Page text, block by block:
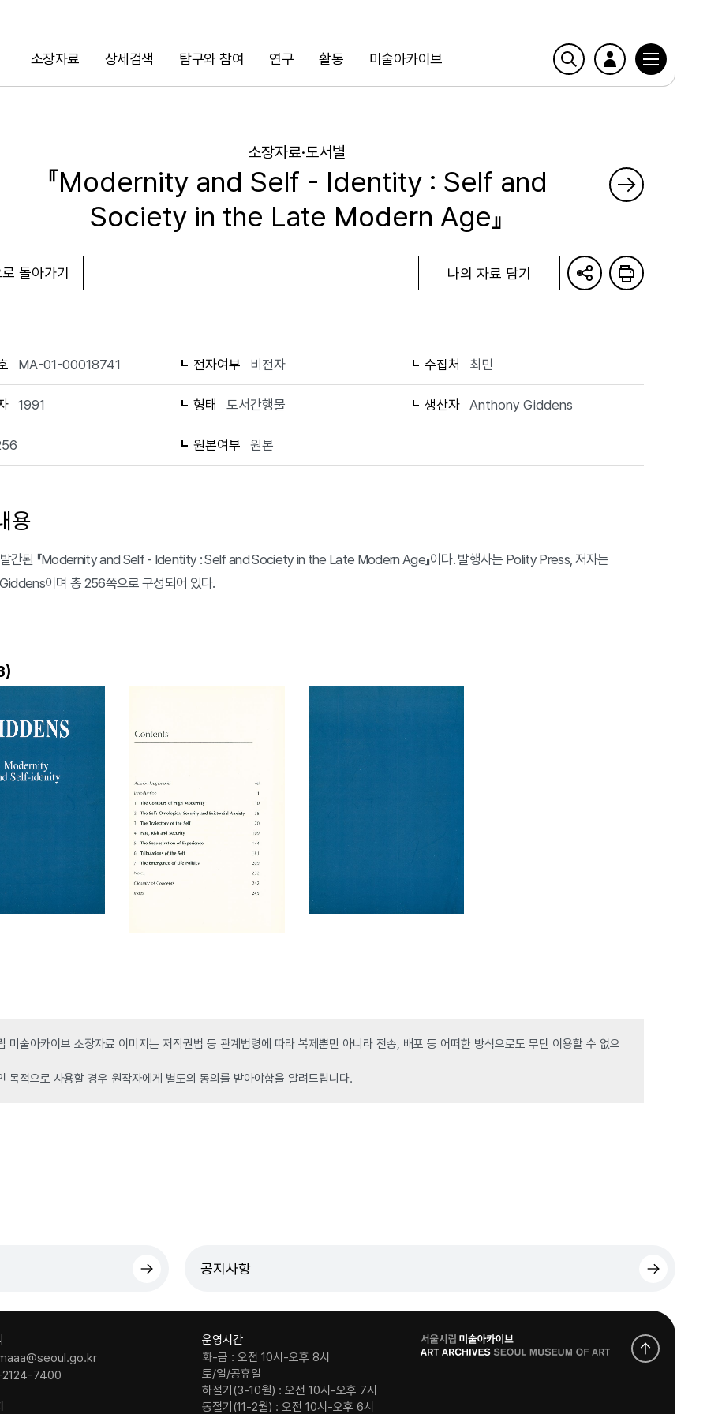
소장자료 상세검색 탐구와 참여 연구 활동 미술아카이브
검색
소장자료·도서별
『Modernity and Self - Identity : Self and
Society in the Late Modern Age』
돌아가기 나의 자료 담기
MA-01-00018741 전자여부 비전자 수집처 최민
1991 형태 도서간행물 생산자 Anthony Giddens
원본여부 원본
용
간된 『Modernity and Self - Identity : Self and Society in the Late Modern Age』이다. 발행사는 Polity Press, 저자는
이며 총 256쪽으로 구성되어 있다.
)
미술아카이브 소장자료 이미지는 저작권법 등 관계법령에 따라 복제뿐만 아니라 전송, 배포 등 어떠한 방식으로도 무단 이용할 수 없으
목적으로 사용할 경우 원작자에게 별도의 동의를 받아야함을 알려드립니다.
공지사항
7400
운영시간
화-금 : 오전 10시-오후 8시
토/일/공휴일
하절기(3-10월) : 오전 10시-오후 7시
동절기(11-2월) : 오전 10시-오후 6시
로
고